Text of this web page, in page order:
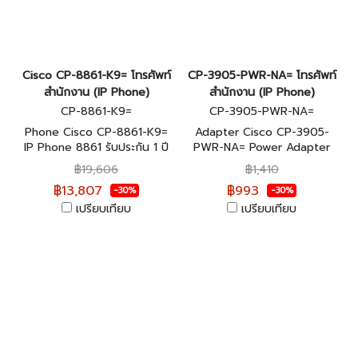
Cisco CP-8861-K9= โทรศัพท์
สำนักงาน (IP Phone)
CP-8861-K9=
Phone Cisco CP-8861-K9=
IP Phone 8861 รับประกัน 1 ปี
฿19,606
฿13,807 -30%
เปรียบเทียบ
CP-3905-PWR-NA= โทรศัพท์
สำนักงาน (IP Phone)
CP-3905-PWR-NA=
Adapter Cisco CP-3905-
PWR-NA= Power Adapter
for Cisco Unified SIP Phone
3905, NA รับประกัน 1 ปี
฿1,410
฿993 -30%
เปรียบเทียบ